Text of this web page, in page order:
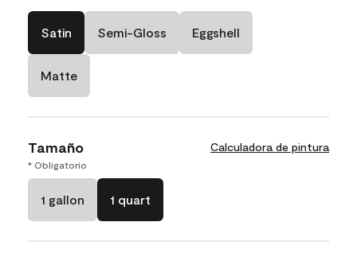
Satin Semi-Gloss Eggshell
Matte
Tamaño Calculadora de pintura
* Obligatorio
1 gallon 1 quart